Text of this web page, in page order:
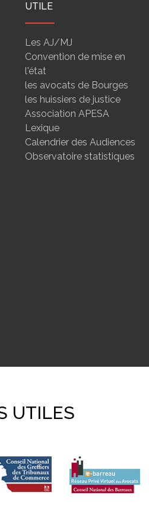
UTILE
Les AJ/MJ
Convention de mise en
l'état
les avocats de Bourges
les huissiers de justice
Association APESA
Lexique
Calendrier des Audiences
Observatoire statistiques
UTILES